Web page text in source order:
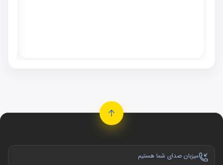
میزبان صدای شما هستیم